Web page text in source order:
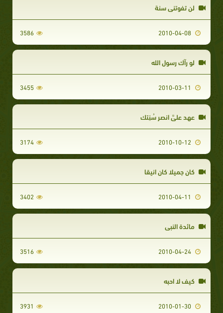
لن تفوتنى سنة
3586
لو رآك رسول الله
3455
عهد عليَّ انصر سُنِتك
3174
كان جميلا كان انيقا
3402
مائدة النبي
3516
كيف لا احبه
3931